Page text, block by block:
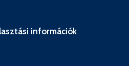
információk